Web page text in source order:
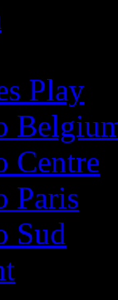
Play
Centre
Paris
Sud